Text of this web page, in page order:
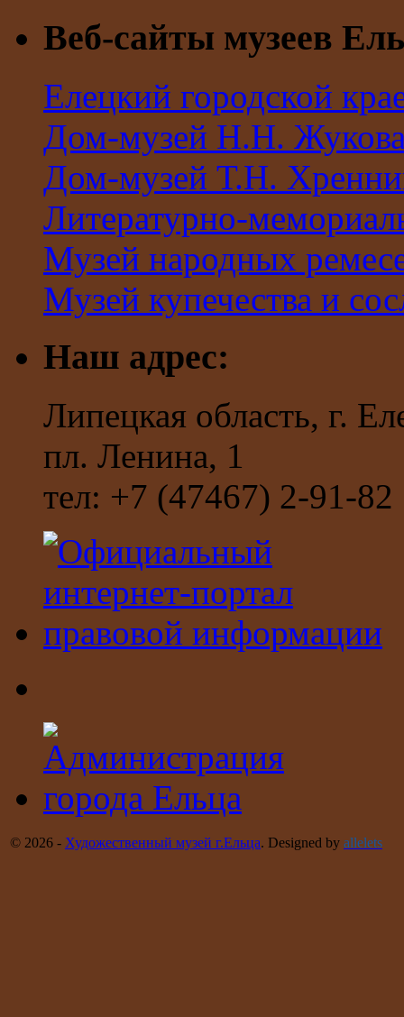
Веб-сайты музеев
Елецкий городской
Дом-музей Н.Н.
Дом-музей Т.Н.
Литературно-
Музей народных
Музей купечества и
Наш адрес:
Липецкая область, г.
пл. Ленина, 1
тел: +7 (47467) 2-91-82
© 2026 - Художественный музей г.Ельца. Designed by allelets